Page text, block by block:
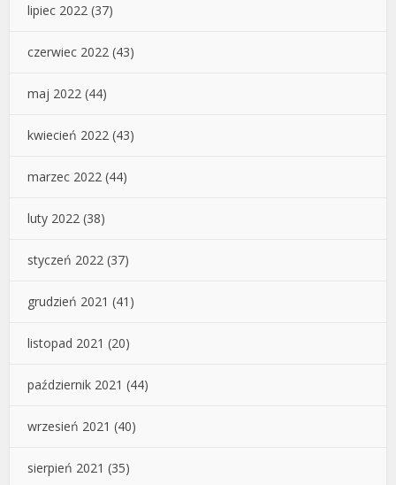
lipiec 2022 (37)
czerwiec 2022 (43)
maj 2022 (44)
kwiecień 2022 (43)
marzec 2022 (44)
luty 2022 (38)
styczeń 2022 (37)
grudzień 2021 (41)
listopad 2021 (20)
październik 2021 (44)
wrzesień 2021 (40)
sierpień 2021 (35)